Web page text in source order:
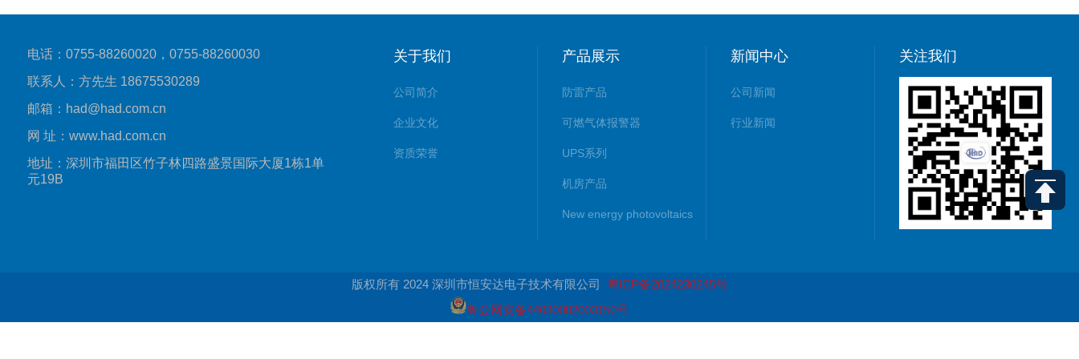
电话：0755-88260020，0755-88260030
联系人：方先生 18675530289
邮箱：had@had.com.cn
网 址：www.had.com.cn
地址：深圳市福田区竹子林四路盛景国际大厦1栋1单
元19B
关于我们
公司简介
企业文化
资质荣誉
产品展示
防雷产品
可燃气体报警器
UPS系列
机房产品
New energy photovoltaics
新闻中心
公司新闻
行业新闻
关注我们
版权所有 2024 深圳市恒安达电子技术有限公司 粤ICP备2024230245号
粤公网安备44030002003150号